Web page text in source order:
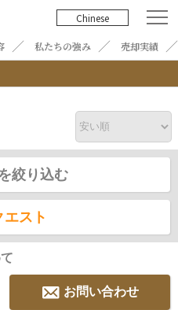
Chinese
私たちの強み 売却実績
絞り込む
スト
お問い合わせ